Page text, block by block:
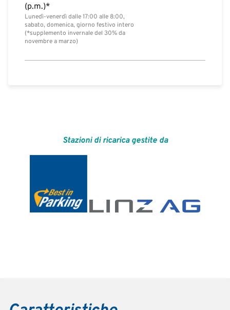
(p.m.)*
Lunedì-venerdì dalle 17:00 alle 8:00,
sabato, domenica, giorno festivo intero
(*supplemento invernale del 30% da
novembre a marzo)
Stazioni di ricarica gestite da